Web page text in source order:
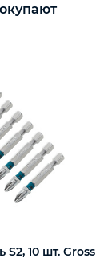
S2, 10 шт. Gross